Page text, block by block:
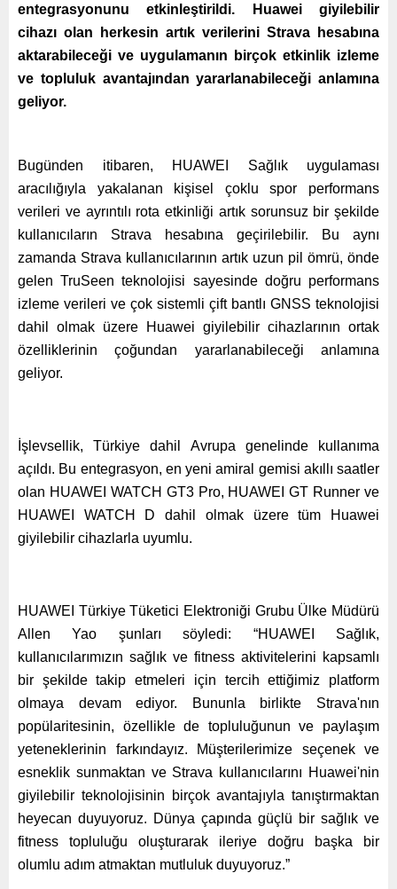
entegrasyonunu etkinleştirildi. Huawei giyilebilir
cihazı olan herkesin artık verilerini Strava hesabına
aktarabileceği ve uygulamanın birçok etkinlik izleme
ve topluluk avantajından yararlanabileceği anlamına
geliyor.
Bugünden itibaren, HUAWEI Sağlık uygulaması
aracılığıyla yakalanan kişisel çoklu spor performans
verileri ve ayrıntılı rota etkinliği artık sorunsuz bir şekilde
kullanıcıların Strava hesabına geçirilebilir. Bu aynı
zamanda Strava kullanıcılarının artık uzun pil ömrü, önde
gelen TruSeen teknolojisi sayesinde doğru performans
izleme verileri ve çok sistemli çift bantlı GNSS teknolojisi
dahil olmak üzere Huawei giyilebilir cihazlarının ortak
özelliklerinin çoğundan yararlanabileceği anlamına
geliyor.
İşlevsellik, Türkiye dahil Avrupa genelinde kullanıma
açıldı. Bu entegrasyon, en yeni amiral gemisi akıllı saatler
olan HUAWEI WATCH GT3 Pro, HUAWEI GT Runner ve
HUAWEI WATCH D dahil olmak üzere tüm Huawei
giyilebilir cihazlarla uyumlu.
HUAWEI Türkiye Tüketici Elektroniği Grubu Ülke Müdürü
Allen Yao şunları söyledi: “HUAWEI Sağlık,
kullanıcılarımızın sağlık ve fitness aktivitelerini kapsamlı
bir şekilde takip etmeleri için tercih ettiğimiz platform
olmaya devam ediyor. Bununla birlikte Strava'nın
popülaritesinin, özellikle de topluluğunun ve paylaşım
yeteneklerinin farkındayız. Müşterilerimize seçenek ve
esneklik sunmaktan ve Strava kullanıcılarını Huawei'nin
giyilebilir teknolojisinin birçok avantajıyla tanıştırmaktan
heyecan duyuyoruz. Dünya çapında güçlü bir sağlık ve
fitness topluluğu oluşturarak ileriye doğru başka bir
olumlu adım atmaktan mutluluk duyuyoruz.”